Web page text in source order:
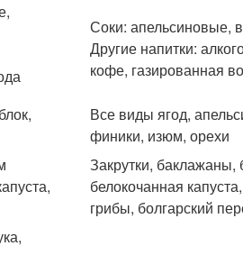
Соки: апельсиновые,
Другие напитки:
кофе, газированная
Все виды ягод,
финики, изюм, орехи
Закрутки, баклажаны,
белокочанная
грибы, болгарский